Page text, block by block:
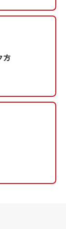
方